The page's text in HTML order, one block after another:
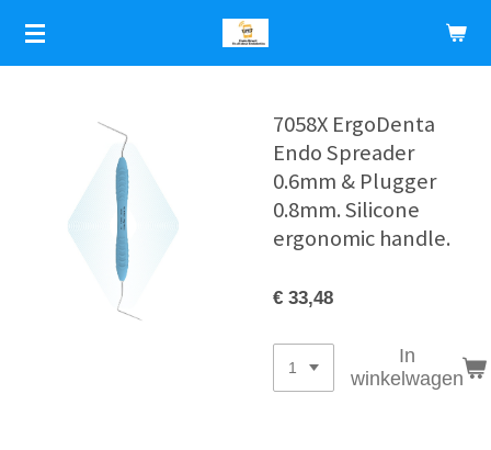
Ga
direct
naar
hoofdinhoud
7058X ErgoDenta
Endo Spreader
0.6mm & Plugger
0.8mm. Silicone
ergonomic handle.
€ 33,48
In
winkelwagen